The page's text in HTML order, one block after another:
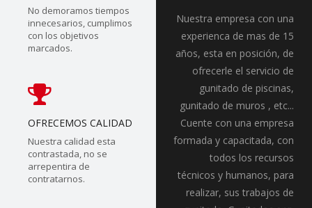
No demoramos tiempos
innecesarios, cumplimos
con los objetivos
marcados.
OFRECEMOS CALIDAD
Nuestra calidad esta
contrastada, no se
arrepentira de
contratarnos.
Nuestra empresa con una
experienca de mas de 15
años, esta en posición, de
ofrecerle el servicio de
gunitado de piscinas,
gunitado de muros , etc...
Cuente con una empresa
formada y capacitada, con
todos los recursos
técnicos y humanos, para
realizar, sus trabajos de